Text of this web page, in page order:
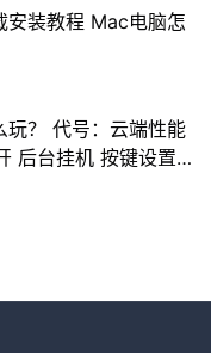
安装教程 Mac电脑怎
玩？ 代号：云端性能
后台挂机 按键设置